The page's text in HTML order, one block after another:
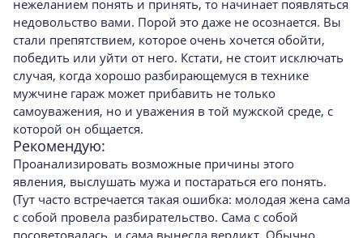
нежеланием понять и принять, то начина­ет появляться
недовольство вами. Порой это да­же не осознается. Вы
стали препятствием, кото­рое очень хочется обойти,
победить или уйти от него. Кстати, не стоит исключать
случая, когда хорошо разбирающемуся в технике
мужчине га­раж может прибавить не только
самоуважения, но и уважения в той мужской среде, с
которой он общается.
Рекомендую:
Проанализировать возможные причины это­го
явления, выслушать мужа и постараться его понять.
(Тут часто встречается такая ошибка: молодая жена сама
с собой провела разбира­тельство. Сама с собой